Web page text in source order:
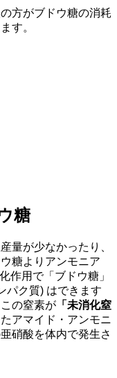
方がブドウ糖の消耗
す。
糖
量が少なかったり、
糖よりアンモニア
作用で「ブドウ糖」
パク質) はできます
の窒素が 「未消化窒
アマイド・アンモニ
硝酸を体内で発生さ